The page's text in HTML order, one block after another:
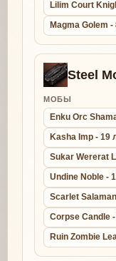
Lilim Court
Magma Golem -
Steel
МОБЫ
Enku Orc
Kasha Imp - 19
Sukar Wererat
Undine Noble -
Scarlet
Corpse Candle
Ruin Zombie